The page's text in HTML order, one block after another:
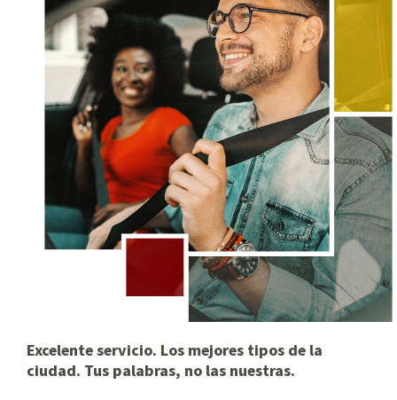
Excelente servicio. Los mejores tipos de la
ciudad. Tus palabras, no las nuestras.